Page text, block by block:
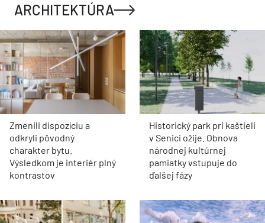
ARCHITEKTÚRA
Zmenili dispozíciu a
odkryli pôvodný
charakter bytu.
Výsledkom je interiér plný
kontrastov
Historický park pri kaštieli
v Senici ožije. Obnova
národnej kultúrnej
pamiatky vstupuje do
ďalšej fázy